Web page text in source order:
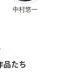
中村悠一
品たち